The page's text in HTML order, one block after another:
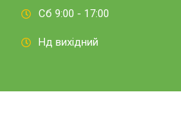
Сб 9:00 - 17:00
Нд вихідний